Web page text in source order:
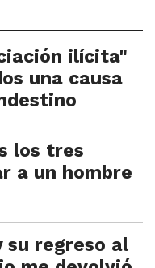
ilícita"
una causa
los tres
a un hombre
su regreso al